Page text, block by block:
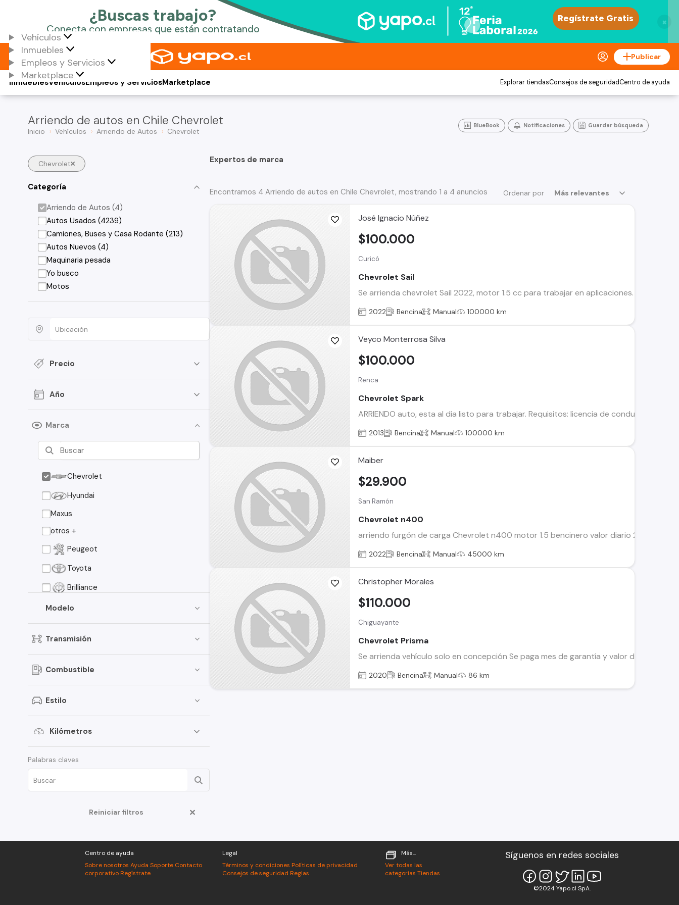
×
Vehículos
Inmuebles
Empleos y Servicios
Marketplace
Publicar
Vehículos
Inmuebles Empleos y ServiciosMarketplace Explorar tiendasConsejos de seguridadCentro de ayuda
Arriendo de autos en Chile Chevrolet
Inicio Vehículos Arriendo de Autos Chevrolet
BlueBook Notificaciones Guardar búsqueda
Chevrolet
Categoría
Arriendo de Autos (4)
Autos Usados (4239)
Camiones, Buses y Casa Rodante (213)
Autos Nuevos (4)
Maquinaria pesada
Yo busco
Motos
Precio
Año
Marca
Chevrolet
Hyundai
Maxus
otros +
Peugeot
Toyota
Brilliance
Chery
Citroen
Fiat
MG
Volkswagen
Modelo
Transmisión
Combustible
Estilo
Kilómetros
Palabras claves
Reiniciar filtros
Expertos de marca
Ordenar por Más relevantes
Encontramos 4 Arriendo de autos en Chile Chevrolet, mostrando 1 a 4 anuncios
José Ignacio Núñez
Curicó
Chevrolet Sail
Se arrienda chevrolet Sail 2022, motor 1.5 cc para trabajar en aplicaciones.
$100.000
2022 Bencina Manual 100000 km
Veyco Monterrosa Silva
Renca
Chevrolet Spark
ARRIENDO auto, esta al dia listo para trabajar. Requisitos: licencia de conducir, hoja
$100.000
2013 Bencina Manual 100000 km
Maiber
San Ramón
Chevrolet n400
arriendo furgón de carga Chevrolet n400 motor 1.5 bencinero valor diario 29.900
$29.900
2022 Bencina Manual 45000 km
Christopher Morales
Chiguayante
Chevrolet Prisma
Se arrienda vehículo solo en concepción Se paga mes de garantía y valor de la
$110.000
2020 Bencina Manual 86 km
Centro de ayuda
Sobre nosotros Ayuda Soporte Contacto
corporativo Regístrate
Legal
Términos y condiciones Políticas de privacidad
Consejos de seguridad Reglas
Más...
Ver todas las
categorías Tiendas
Síguenos en redes sociales
©2024 Yapo.cl SpA.